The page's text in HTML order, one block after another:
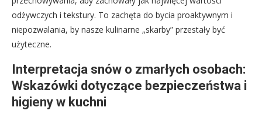
odżywczych i tekstury. To zachęta do bycia proaktywnym i
niepozwalania, by nasze kulinarne „skarby” przestały być
użyteczne.
Interpretacja snów o zmarłych osobach:
Wskazówki dotyczące bezpieczeństwa i
higieny w kuchni